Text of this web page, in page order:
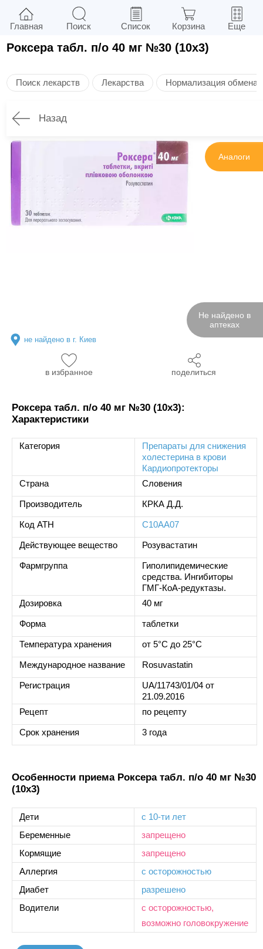
Роксера табл. п/о 40 мг №30 (10х3)
Поиск лекарств Лекарства Нормализация обмена
Назад
Аналоги
Не найдено в
аптеках
не найдено в г. Киев
в избранное поделиться
Роксера табл. п/о 40 мг №30 (10х3):
Характеристики
Категория
Препараты для снижения
холестерина в крови
Кардиопротекторы
Страна
Словения
Производитель КРКА Д.Д.
Код ATH C10AA07
Действующее вещество Розувастатин
Фармгруппа
Гиполипидемические
средства. Ингибиторы
ГМГ-КоА-редуктазы.
Дозировка
40 мг
Форма таблетки
Температура хранения от 5°C до 25°C
Международное название Rosuvastatin
Регистрация
UA/11743/01/04 от
21.09.2016
Рецепт
по рецепту
Срок хранения 3 года
Особенности приема Роксера табл. п/о 40 мг №30
(10х3)
Дети
с 10-ти лет
Беременные
запрещено
Кормящие
запрещено
Аллергия
с осторожностью
Диабет
разрешено
Водители
с осторожностью,
возможно головокружение
Главная Поиск Список Корзина Еще